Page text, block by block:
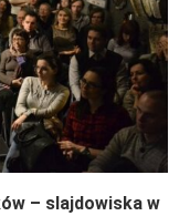
– slajdowiska w